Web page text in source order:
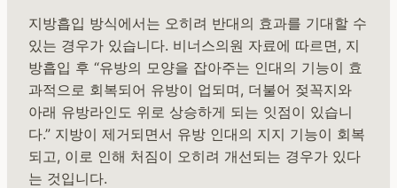
지방흡입 방식에서는 오히려 반대의 효과를 기대할 수
있는 경우가 있습니다. 비너스의원 자료에 따르면, 지
방흡입 후 “유방의 모양을 잡아주는 인대의 기능이 효
과적으로 회복되어 유방이 업되며, 더불어 젖꼭지와
아래 유방라인도 위로 상승하게 되는 잇점이 있습니
다.” 지방이 제거되면서 유방 인대의 지지 기능이 회복
되고, 이로 인해 처짐이 오히려 개선되는 경우가 있다
는 것입니다.